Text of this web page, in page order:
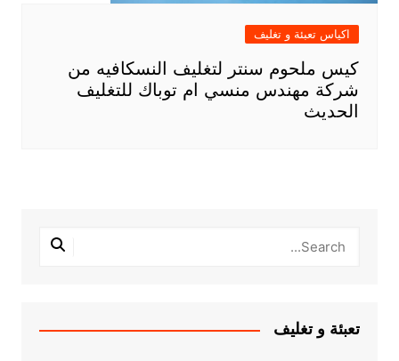
اكياس تعبئة و تغليف
كيس ملحوم سنتر لتغليف النسكافيه من
شركة مهندس منسي ام توباك للتغليف
الحديث
تعبئة و تغليف